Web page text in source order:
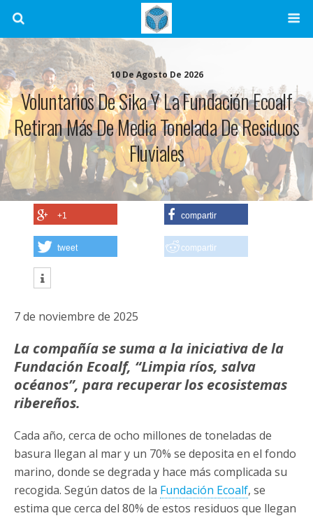
10 De Agosto De 2026
Voluntarios De Sika Y La Fundación Ecoalf
Retiran Más De Media Tonelada De Residuos
Fluviales
+1 compartir
tweet compartir
7 de noviembre de 2025
La compañía se suma a la iniciativa de la
Fundación Ecoalf, “Limpia ríos, salva
océanos”, para recuperar los ecosistemas
ribereños.
Cada año, cerca de ocho millones de toneladas de
basura llegan al mar y un 70% se deposita en el fondo
marino, donde se degrada y hace más complicada su
recogida. Según datos de la Fundación Ecoalf, se
estima que cerca del 80% de estos residuos que llegan